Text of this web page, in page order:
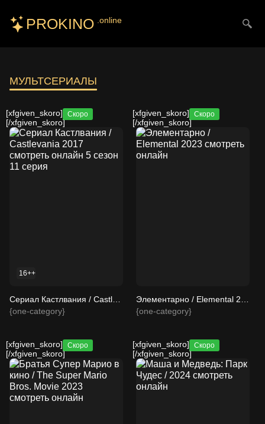
PROKINO .online
МУЛЬТСЕРИАЛЫ
[xfgiven_skoro] Скоро
[/xfgiven_skoro]
16++
{one-category}
[xfgiven_skoro] Скоро
[/xfgiven_skoro]
{one-category}
[xfgiven_skoro] Скоро
[/xfgiven_skoro]
[xfgiven_skoro] Скоро
[/xfgiven_skoro]